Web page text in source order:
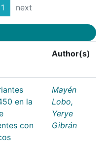
1 next
Author(s)
en la
con
Mayén
Lobo,
Yerye
Gibrán